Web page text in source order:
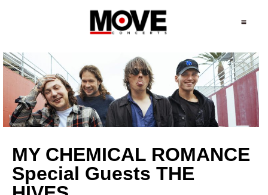
MY CHEMICAL ROMANCE
Special Guests THE